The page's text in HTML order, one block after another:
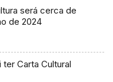
será cerca de
de 2024
ter Carta Cultural